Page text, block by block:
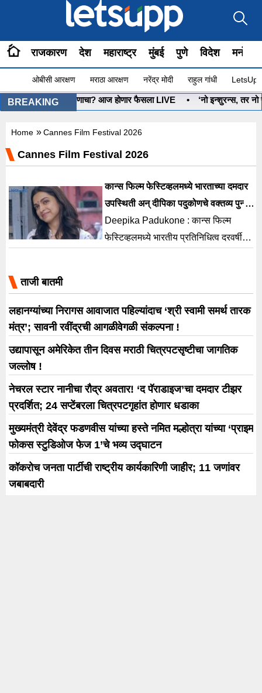
राजकारण देश महाराष्ट्र मुंबई पुणे विदेश
ओबीसी आरक्षण मराठा आरक्षण नरेंद्र मोदी राहुल गांधी
BREAKING
• धनुष्यबाण कोणाचा? आज होणार फैसला LIVE • ‘नो इन्शुरन्स, तर नो
Home »Cannes Film Festival 2026
Cannes Film Festival 2026
कान्स फिल्म फेस्टिव्हलमध्ये भारताच्या दमदार
उपस्थिती अन् दीपिका पदुकोणचे वक्तव्य पुन्हा
चर्चेत
Deepika Padukone : कान्स फिल्म
फेस्टिव्हलमध्ये भारतीय प्रतिनिधित्व दरवर्षी
ताजी बातमी
लहानग्यांच्या निरागस आवाजात पहिल्यांदाच ‘श्री स्वामी समर्थ तारक
मंत्र’; सावनी रवींद्रची आगळीवेगळी संकल्पना !
उद्यापासून अमेरिकेत तीन दिवस मराठी चित्रपटसृष्टीचा जागतिक
जल्लोष !
नेचरल स्टार नानीचा रौद्र अवतार! ‘द पॅराडाइज’चा दमदार टीझर
प्रदर्शित; 24 सप्टेंबरला चित्रपटगृहांत होणार धडाका
मुख्यमंत्री देवेंद्र फडणवीस यांच्या हस्ते नमित मल्होत्रा यांच्या ‘प्राइम
फोकस स्टुडिओज फेज 1’चे भव्य उद्घाटन
कॉकरोच जनता पार्टीची राष्ट्रीय कार्यकारिणी जाहीर; 11 जणांवर
जबाबदारी